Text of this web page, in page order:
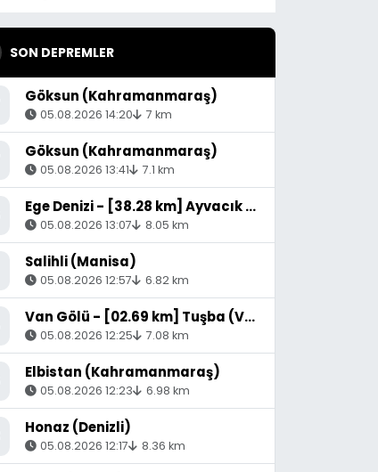
SON DEPREMLER
Göksun (Kahramanmaraş)
05.08.2026 14:20 7 km
Göksun (Kahramanmaraş)
05.08.2026 13:41 7.1 km
Ege Denizi - [38.28 km] Ayvacık (Çanakkale)
05.08.2026 13:07 8.05 km
Salihli (Manisa)
05.08.2026 12:57 6.82 km
Van Gölü - [02.69 km] Tuşba (Van)
05.08.2026 12:25 7.08 km
Elbistan (Kahramanmaraş)
05.08.2026 12:23 6.98 km
Honaz (Denizli)
05.08.2026 12:17 8.36 km